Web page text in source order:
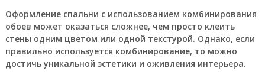
Оформление спальни с использованием комбинирования
обоев может оказаться сложнее, чем просто клеить
стены одним цветом или одной текстурой. Однако, если
правильно используется комбинирование, то можно
достичь уникальной эстетики и оживления интерьера.